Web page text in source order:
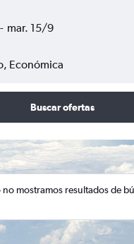
- mar. 15/9
Económica
Buscar ofertas
no mostramos resultados de